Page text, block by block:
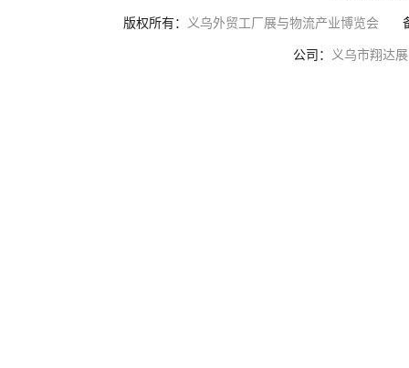
版权所有： 义乌外贸工厂展与物流产业博览会
公司： 义乌市翔达